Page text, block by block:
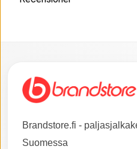
Brandstore.fi -
Suomessa